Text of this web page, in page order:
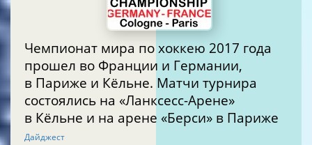
Чемпионат мира по хоккею 2017 года
прошел во Франции и Германии,
в Париже и Кёльне. Матчи турнира
состоялись на «Ланксесс-Арене»
в Кёльне и на арене «Берси» в Париже
Дайджест